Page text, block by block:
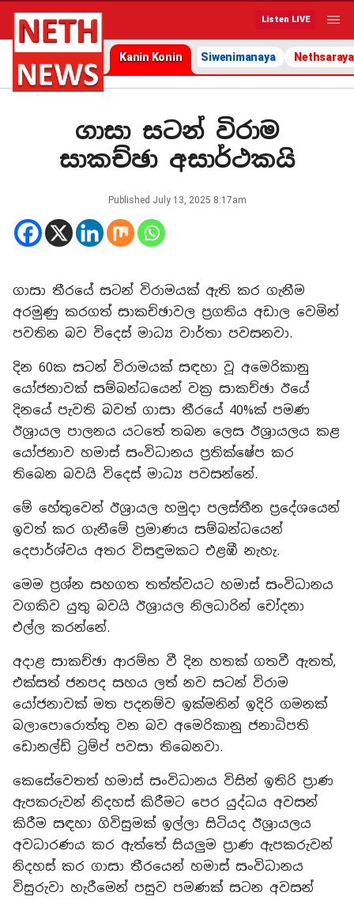
Listen LIVE
Kanin Konin Siwenimanaya Nethsaraya
ගාසා සටන් විරාම
සාකච්ඡා අසාර්ථකයි
Published July 13, 2025 8:17am
ගාසා තීරයේ සටන් විරාමයක් ඇති කර ගැනීම
අරමුණු කරගත් සාකච්ඡාවල ප්‍රගතිය අඩාල වෙමින්
පවතින බව විදෙස් මාධ්‍ය වාර්තා පවසනවා.
දින 60ක සටන් විරාමයක් සඳහා වූ අමෙරිකානු
යෝජනාවක් සම්බන්ධයෙන් වක්‍ර සාකච්ඡා ඊයේ
දිනයේ පැවති බවත් ගාසා තීරයේ 40%ක් පමණ
ඊශ්‍රායල පාලනය යටතේ තබන ලෙස ඊශ්‍රායලය කළ
යෝජනාව හමාස් සංවිධානය ප්‍රතික්ෂේප කර
තිබෙන බවයි විදෙස් මාධ්‍ය පවසන්නේ.
මේ හේතුවෙන් ඊශ්‍රායල හමුදා පලස්තීන ප්‍රදේශයෙන්
ඉවත් කර ගැනීමේ ප්‍රමාණය සම්බන්ධයෙන්
දෙපාර්ශ්වය අතර විසඳුමකට එළඹී නැහැ.
මෙම ප්‍රශ්න සහගත තත්ත්වයට හමාස් සංවිධානය
වගකිව යුතු බවයි ඊශ්‍රායල නිලධාරින් චෝදනා
එල්ල කරන්නේ.
අදාළ සාකච්ඡා ආරම්භ වී දින හතක් ගතවී ඇතත්,
එක්සත් ජනපද සහය ලත් නව සටන් විරාම
යෝජනාවක් මත පදනම්ව ඉක්මනින් ඉදිරි ගමනක්
බලාපොරොත්තු වන බව අමෙරිකානු ජනාධිපති
ඩොනල්ඩ් ට්‍රම්ප් පවසා තිබෙනවා.
කෙසේවෙතත් හමාස් සංවිධානය විසින් ඉතිරි ප්‍රාණ
ඇපකරුවන් නිදහස් කිරීමට පෙර යුද්ධය අවසන්
කිරීම සඳහා ගිවිසුමක් ඉල්ලා සිටියද ඊශ්‍රායලය
අවධාරණය කර ඇත්තේ සියලුම ප්‍රාණ ඇපකරුවන්
නිදහස් කර ගාසා තීරයෙන් හමාස් සංවිධානය
විසුරුවා හැරීමෙන් පසුව පමණක් සටන අවසන්